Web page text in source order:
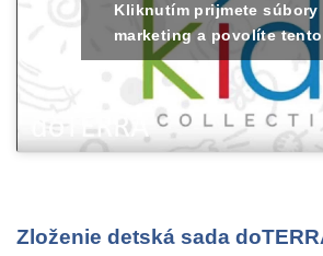
Kliknutím prijmete súbory
marketing a povolíte
Zloženie detská sada